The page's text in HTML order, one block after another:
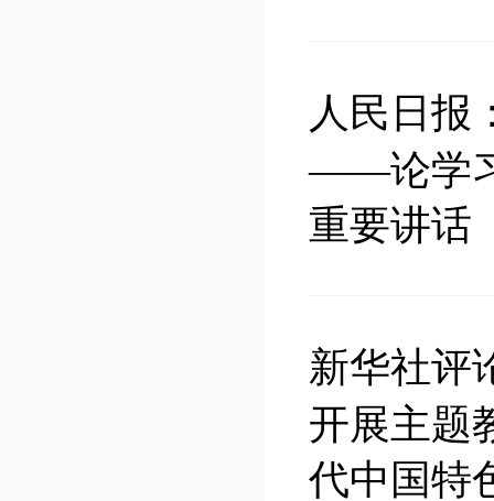
人民日报
——论学
重要讲话
新华社评
开展主题
代中国特